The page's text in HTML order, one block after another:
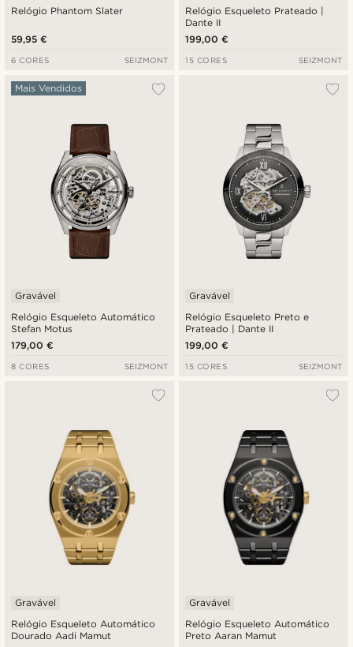
Relógio Phantom Slater
59,95 €
6 CORES SEIZMONT
Relógio Esqueleto Prateado |
Dante II
199,00 €
15 CORES SEIZMONT
Relógio Esqueleto Automático
Stefan Motus
Mais Vendidos
Gravável
179,00 €
8 CORES SEIZMONT
Relógio Esqueleto Preto e
Prateado | Dante II
Gravável
199,00 €
15 CORES SEIZMONT
Relógio Esqueleto Automático
Dourado Aadi Mamut
Gravável
Relógio Esqueleto Automático
Preto Aaran Mamut
Gravável